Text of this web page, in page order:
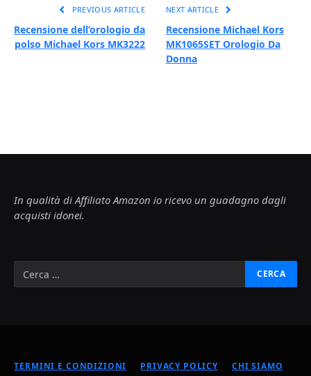
PREVIOUS ARTICLE
Recensione dell’orologio da
polso Michael Kors MK3222
NEXT ARTICLE
Recensione Michael Kors
MK1065SET Orologio Da
Donna
In qualità di Affiliato Amazon io ricevo un guadagno dagli
acquisti idonei.
TERMINI E CONDIZIONI PRIVACY POLICY CHI SIAMO